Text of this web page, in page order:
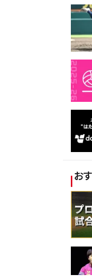
お